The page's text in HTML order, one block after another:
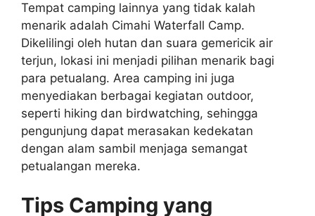
Tempat camping lainnya yang tidak kalah
menarik adalah Cimahi Waterfall Camp.
Dikelilingi oleh hutan dan suara gemericik air
terjun, lokasi ini menjadi pilihan menarik bagi
para petualang. Area camping ini juga
menyediakan berbagai kegiatan outdoor,
seperti hiking dan birdwatching, sehingga
pengunjung dapat merasakan kedekatan
dengan alam sambil menjaga semangat
petualangan mereka.
Tips Camping yang